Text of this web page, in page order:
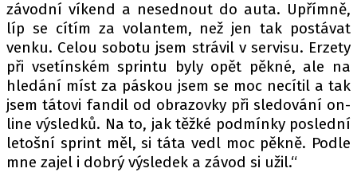
závodní víkend a nesednout do auta. Upřímně,
líp se cítím za volantem, než jen tak postávat
venku. Celou sobotu jsem strávil v servisu. Erzety
při vsetínském sprintu byly opět pěkné, ale na
hledání míst za páskou jsem se moc necítil a tak
jsem tátovi fandil od obrazovky při sledování on-
line výsledků. Na to, jak těžké podmínky poslední
letošní sprint měl, si táta vedl moc pěkně. Podle
mne zajel i dobrý výsledek a závod si užil.“